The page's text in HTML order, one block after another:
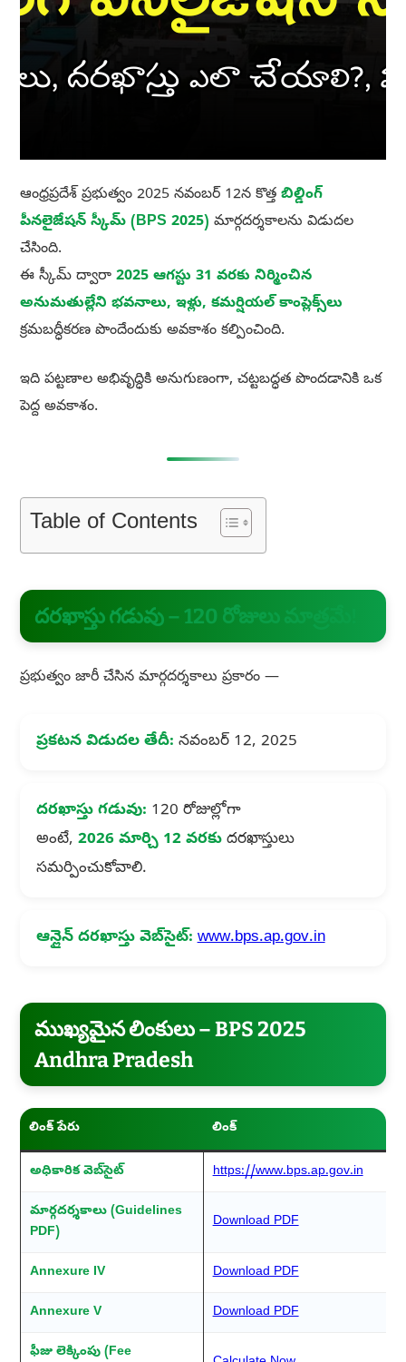
ఆంధ్రప్రదేశ్ ప్రభుత్వం 2025 నవంబర్ 12న కొత్త బిల్డింగ్
పీనలైజేషన్ స్కీమ్ (BPS 2025) మార్గదర్శకాలను విడుదల
చేసింది.
ఈ స్కీమ్ ద్వారా 2025 ఆగస్టు 31 వరకు నిర్మించిన
అనుమతుల్లేని భవనాలు, ఇళ్లు, కమర్షియల్ కాంప్లెక్స్‌లు
క్రమబద్ధీకరణ పొందేందుకు అవకాశం కల్పించింది.
ఇది పట్టణాల అభివృద్ధికి అనుగుణంగా, చట్టబద్ధత పొందడానికి ఒక
పెద్ద అవకాశం.
Table of Contents
దరఖాస్తు గడువు – 120 రోజులు మాత్రమే!
ప్రభుత్వం జారీ చేసిన మార్గదర్శకాలు ప్రకారం —
ప్రకటన విడుదల తేదీ: నవంబర్ 12, 2025
దరఖాస్తు గడువు: 120 రోజుల్లోగా
అంటే, 2026 మార్చి 12 వరకుదరఖాస్తులు
సమర్పించుకోవాలి.
ఆన్లైన్ దరఖాస్తు వెబ్‌సైట్: www.bps.ap.gov.in
ముఖ్యమైన లింకులు – BPS 2025
Andhra Pradesh
లింక్ పేరు లింక్
అధికారిక వెబ్‌సైట్ https://www.bps.ap.gov.in
మార్గదర్శకాలు (Guidelines
PDF)
Download PDF
Annexure IV Download PDF
Annexure V Download PDF
ఫీజు లెక్కింపు (Fee